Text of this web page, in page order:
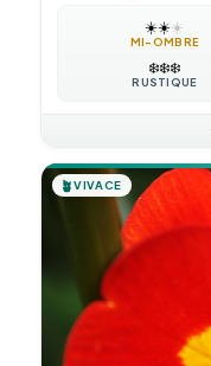
☀️☀️☀️
MI-OMBRE
❄️❄️❄️
RUSTIQUE
🪴VIVACE